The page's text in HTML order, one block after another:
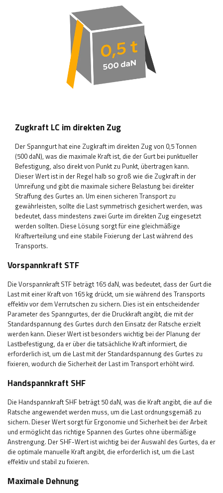
Zugkraft LC im direkten Zug
Der Spanngurt hat eine Zugkraft im direkten Zug von 0,5 Tonnen
(500 daN), was die maximale Kraft ist, die der Gurt bei punktueller
Befestigung, also direkt von Punkt zu Punkt, übertragen kann.
Dieser Wert ist in der Regel halb so groß wie die Zugkraft in der
Umreifung und gibt die maximale sichere Belastung bei direkter
Straffung des Gurtes an. Um einen sicheren Transport zu
gewährleisten, sollte die Last symmetrisch gesichert werden, was
bedeutet, dass mindestens zwei Gurte im direkten Zug eingesetzt
werden sollten. Diese Lösung sorgt für eine gleichmäßige
Kraftverteilung und eine stabile Fixierung der Last während des
Transports.
Vorspannkraft STF
Die Vorspannkraft STF beträgt 165 daN, was bedeutet, dass der Gurt die
Last mit einer Kraft von 165 kg drückt, um sie während des Transports
effektiv vor dem Verrutschen zu sichern. Dies ist ein entscheidender
Parameter des Spanngurtes, der die Druckkraft angibt, die mit der
Standardspannung des Gurtes durch den Einsatz der Ratsche erzielt
werden kann. Dieser Wert ist besonders wichtig bei der Planung der
Lastbefestigung, da er über die tatsächliche Kraft informiert, die
erforderlich ist, um die Last mit der Standardspannung des Gurtes zu
fixieren, wodurch die Sicherheit der Last im Transport erhöht wird.
Handspannkraft SHF
Die Handspannkraft SHF beträgt 50 daN, was die Kraft angibt, die auf die
Ratsche angewendet werden muss, um die Last ordnungsgemäß zu
sichern. Dieser Wert sorgt für Ergonomie und Sicherheit bei der Arbeit
und ermöglicht das richtige Spannen des Gurtes ohne übermäßige
Anstrengung. Der SHF-Wert ist wichtig bei der Auswahl des Gurtes, da er
die optimale manuelle Kraft angibt, die erforderlich ist, um die Last
effektiv und stabil zu fixieren.
Maximale Dehnung